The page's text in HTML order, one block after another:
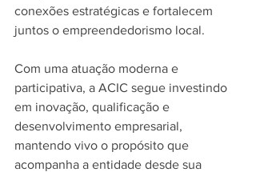
conexões estratégicas e fortalecem
juntos o empreendedorismo local.
Com uma atuação moderna e
participativa, a ACIC segue investindo
em inovação, qualificação e
desenvolvimento empresarial,
mantendo vivo o propósito que
acompanha a entidade desde sua